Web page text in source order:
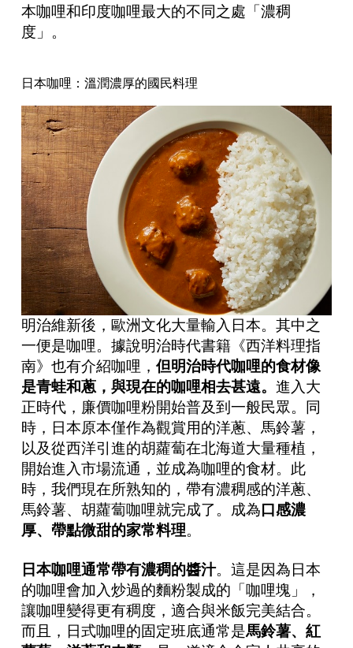
本咖哩和印度咖哩最大的不同之處「濃稠
度」。
日本咖哩：溫潤濃厚的國民料理
明治維新後，歐洲文化大量輸入日本。其中之
一便是咖哩。據說明治時代書籍《西洋料理指
南》也有介紹咖哩， 但明治時代咖哩的食材像
是青蛙和蔥，與現在的咖哩相去甚遠。 進入大
正時代，廉價咖哩粉開始普及到一般民眾。同
時，日本原本僅作為觀賞用的洋蔥、馬鈴薯，
以及從西洋引進的胡蘿蔔在北海道大量種植，
開始進入市場流通，並成為咖哩的食材。此
時，我們現在所熟知的，帶有濃稠感的洋蔥、
馬鈴薯、胡蘿蔔咖哩就完成了。
成為口感濃
厚、帶點微甜的家常料理。
日本咖哩通常帶有濃稠的醬汁。這是因為日本
的咖哩會加入炒過的麵粉製成的「咖哩塊」，
讓咖哩變得更有稠度，適合與米飯完美結合。
而且，日式咖哩的固定班底通常是馬鈴薯、紅